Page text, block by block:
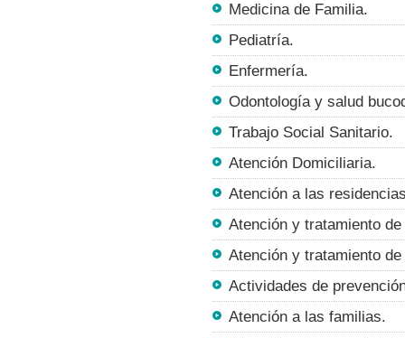
Medicina de Familia.
Pediatría.
Enfermería.
Odontología y salud
Trabajo Social Sanitario.
Atención Domiciliaria.
Atención a las
Atención y tratamiento
Atención y tratamiento
Actividades de
Atención a las familias.